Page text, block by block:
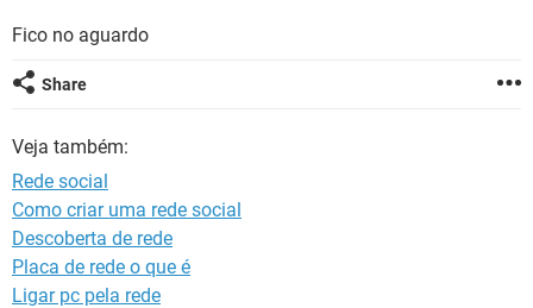
Fico no aguardo
Share
Veja também:
Rede social
Como criar uma rede social
Descoberta de rede
Placa de rede o que é
Ligar pc pela rede